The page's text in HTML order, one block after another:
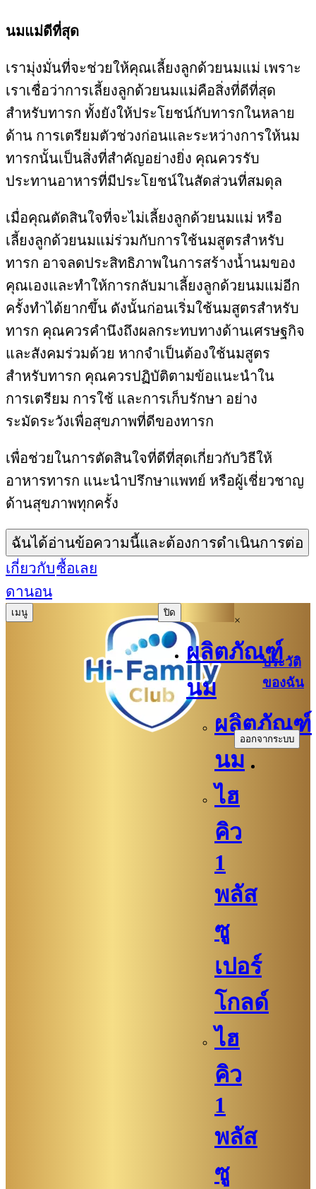
นมแม่ดีที่สุด
เรามุ่งมั่นที่จะช่วยให้คุณเลี้ยงลูกด้วยนมแม่ เพราะ
เราเชื่อว่าการเลี้ยงลูกด้วยนมแม่คือสิ่งที่ดีที่สุด
สำหรับทารก ทั้งยังให้ประโยชน์กับทารกในหลาย
ด้าน การเตรียมตัวช่วงก่อนและระหว่างการให้นม
ทารกนั้นเป็นสิ่งที่สำคัญอย่างยิ่ง คุณควรรับ
ประทานอาหารที่มีประโยชน์ในสัดส่วนที่สมดุล
เมื่อคุณตัดสินใจที่จะไม่เลี้ยงลูกด้วยนมแม่ หรือ
เลี้ยงลูกด้วยนมแม่ร่วมกับการใช้นมสูตรสำหรับ
ทารก อาจลดประสิทธิภาพในการสร้างน้ำนมของ
คุณเองและทำให้การกลับมาเลี้ยงลูกด้วยนมแม่อีก
ครั้งทำได้ยากขึ้น ดังนั้นก่อนเริ่มใช้นมสูตรสำหรับ
ทารก คุณควรคำนึงถึงผลกระทบทางด้านเศรษฐกิจ
และสังคมร่วมด้วย หากจำเป็นต้องใช้นมสูตร
สำหรับทารก คุณควรปฏิบัติตามข้อแนะนำใน
การเตรียม การใช้ และการเก็บรักษา อย่าง
ระมัดระวังเพื่อสุขภาพที่ดีของทารก
เพื่อช่วยในการตัดสินใจที่ดีที่สุดเกี่ยวกับวิธีให้
อาหารทารก แนะนำปรึกษาแพทย์ หรือผู้เชี่ยวชาญ
ด้านสุขภาพทุกครั้ง
ฉันได้อ่านข้อความนี้และต้องการดำเนินการต่อ
เกี่ยวกับ
ดานอน
ซื้อเลย
เมนู ปิด
ผลิตภัณฑ์
นม
ผลิตภัณฑ์
นม
ไฮ
คิว
1
พลัส
ซู
เปอร์
โกลด์
ไฮ
คิว
1
พลัส
ซู
×
ประวัติ
ของฉัน
.
ออกจากระบบ